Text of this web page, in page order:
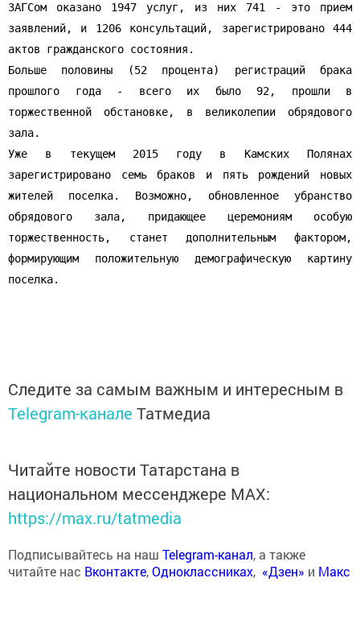
ЗАГСом оказано 1947 услуг, из них 741 - это прием
заявлений, и 1206 консультаций, зарегистрировано 444
актов гражданского состояния.
Больше половины (52 процента) регистраций брака
прошлого года - всего их было 92, прошли в
торжественной обстановке, в великолепии обрядового
зала.
Уже в текущем 2015 году в Камских Полянах
зарегистрировано семь браков и пять рождений новых
жителей поселка. Возможно, обновленное убранство
обрядового зала, придающее церемониям особую
торжественность, станет дополнительным фактором,
формирующим положительную демографическую картину
поселка.
Следите за самым важным и интересным в
Telegram-канале Татмедиа
Читайте новости Татарстана в
национальном мессенджере MАХ:
https://max.ru/tatmedia
Подписывайтесь на наш Telegram-канал, а также
читайте нас Вконтакте,Одноклассниках, «Дзен» и Макс